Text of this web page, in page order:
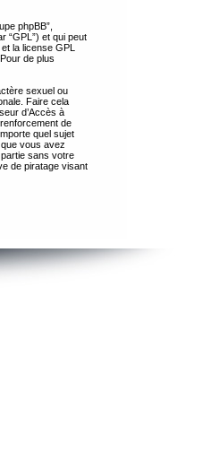
phpBB”,
“GPL”) et qui peut
la license GPL
de plus
sexuel ou
Faire cela
d’Accès à
de
quel sujet
vous avez
sans votre
de piratage visant